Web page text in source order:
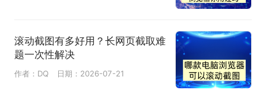
滚动截图有多好用？长网页截取难
题一次性解决
作者：DQ 日期：2026-07-21